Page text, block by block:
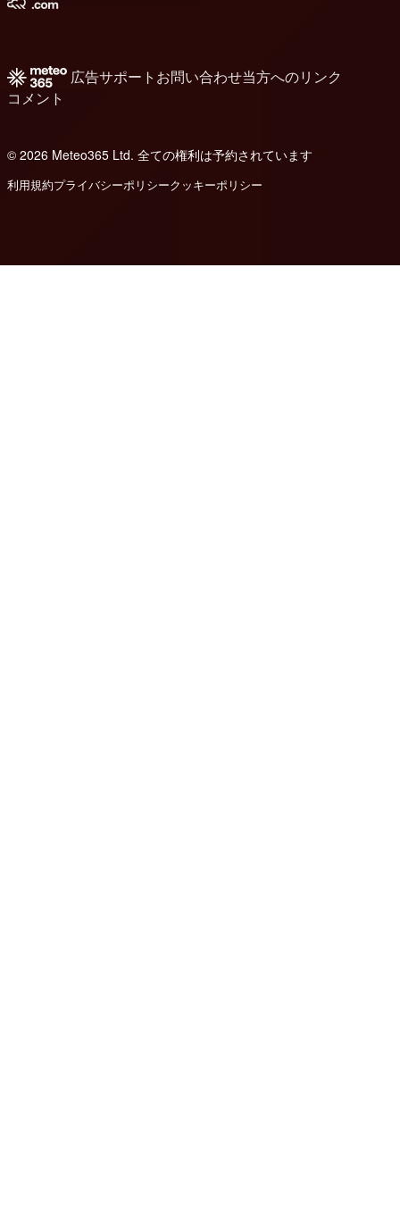
広告サポート お問い合わせ当方へのリンク
コメント
© 2026 Meteo365 Ltd. 全ての権利は予約されています
利用規約プライバシーポリシークッキーポリシー